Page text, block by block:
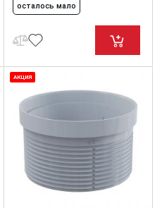
осталось мало
АКЦИЯ